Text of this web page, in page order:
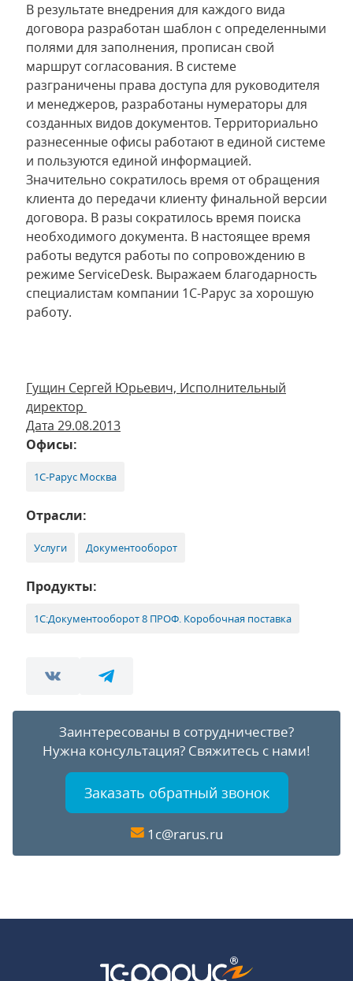
В результате внедрения для каждого вида
договора разработан шаблон с определенными
полями для заполнения, прописан свой
маршрут согласования. В системе
разграничены права доступа для руководителя
и менеджеров, разработаны нумераторы для
созданных видов документов. Территориально
разнесенные офисы работают в единой системе
и пользуются единой информацией.
Значительно сократилось время от обращения
клиента до передачи клиенту финальной версии
договора. В разы сократилось время поиска
необходимого документа. В настоящее время
работы ведутся работы по сопровождению в
режиме ServiceDesk. Выражаем благодарность
специалистам компании 1С-Рарус за хорошую
работу.
Гущин Сергей Юрьевич, Исполнительный
директор
Дата 29.08.2013
Офисы:
1С-Рарус Москва
Отрасли:
Услуги Документооборот
Продукты:
1С:Документооборот 8 ПРОФ. Коробочная поставка
Заинтересованы в сотрудничестве?
Нужна консультация? Свяжитесь с нами!
Заказать обратный звонок
1c@rarus.ru